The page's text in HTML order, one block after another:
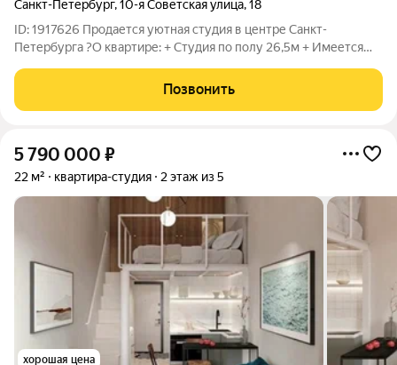
Санкт-Петербург,10-я Советская улица,18
ID: 1917626 Продается уютная студия в центре Санкт-
Петербурга ?О квартире: + Студия по полу 26,5м + Имеется
новому владельцу + В студии 2 окна ВСЯ МЕБЕЛЬ И ТЕХНИКА
ОСТАЕТСЯ ПОКУПАТЕЛЮ !!!
Позвонить
5 790 000 ₽
22 м² квартира-студия 2 этаж из 5
хорошая цена